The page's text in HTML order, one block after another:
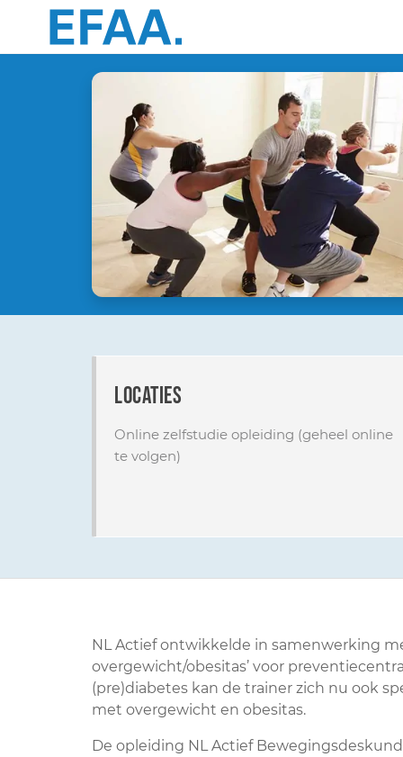
locaties
Online zelfstudie opleiding (geheel online
te volgen)
NL Actief ontwikkelde in samenwerking
overgewicht/obesitas’ voor
(pre)diabetes kan de trainer zich nu ook
met overgewicht en obesitas.
De opleiding NL Actief